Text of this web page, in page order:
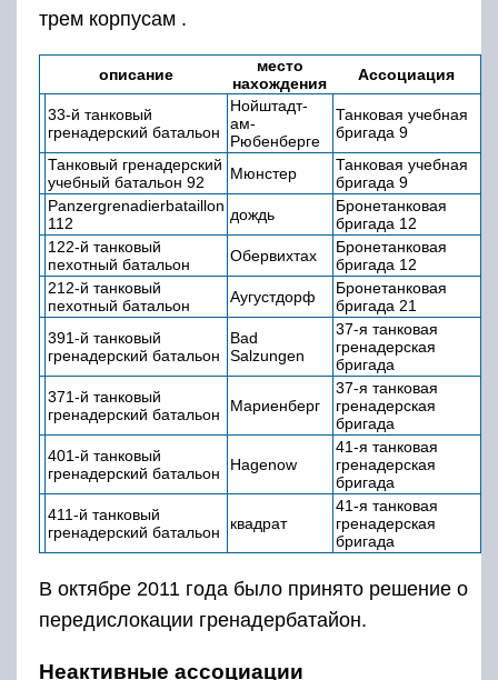
трем корпусам .
описание
место
нахождения
Ассоциация
33-й танковый
гренадерский батальон
Нойштадт-
ам-
Рюбенберге
Танковая учебная
бригада 9
Танковый гренадерский
учебный батальон 92
Мюнстер
Танковая учебная
бригада 9
Panzergrenadierbataillon
112
дождь
Бронетанковая
бригада 12
122-й танковый
пехотный батальон
Обервихтах
Бронетанковая
бригада 12
212-й танковый
пехотный батальон
Аугустдорф
Бронетанковая
бригада 21
391-й танковый
гренадерский батальон
Bad
Salzungen
37-я танковая
гренадерская
бригада
371-й танковый
гренадерский батальон
Мариенберг
37-я танковая
гренадерская
бригада
401-й танковый
гренадерский батальон
Hagenow
41-я танковая
гренадерская
бригада
411-й танковый
гренадерский батальон
квадрат
41-я танковая
гренадерская
бригада
В октябре 2011 года было принято решение о
передислокации гренадербатайон.
Неактивные ассоциации